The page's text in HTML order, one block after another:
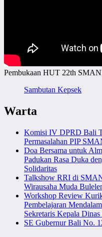
Pembukaan HUT 22th
Sambutan Kepsek
Warta
Komisi IV DPRD Bali
Permasalahan PIP
Doa Bersama untuk
Padukan Rasa Duka
Solidaritas
Talkshow RRI di
Wirausaha Muda
Workshop Review
Pembelajaran
Sekretaris Kepala
SE Gubernur Bali No.